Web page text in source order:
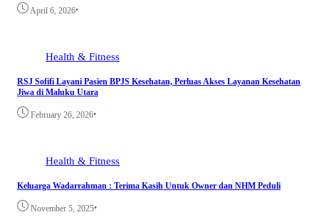
April 6, 2026•
Health & Fitness
RSJ Sofifi Layani Pasien BPJS Kesehatan, Perluas Akses Layanan Kesehatan
Jiwa di Maluku Utara
February 26, 2026•
Health & Fitness
Keluarga Wadarrahman : Terima Kasih Untuk Owner dan NHM Peduli
November 5, 2025•